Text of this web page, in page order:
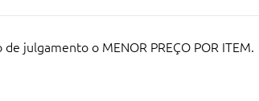
julgamento o MENOR PREÇO POR ITEM.